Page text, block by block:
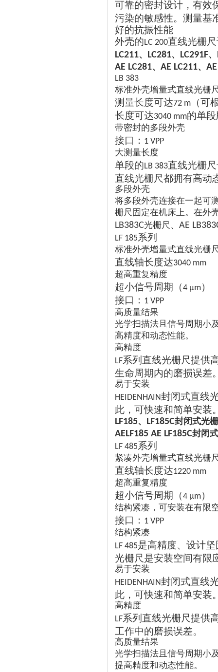
可靠的密封设计，有效
污染的敏感性。测量基
好的抗振性能
外壳的LC 200直线光栅
LC211、 LC281、 LC291F、
AE LC281、 AE LC211、
LB 383
标准外壳增量式直线光栅
测量长度可达72 m （可
长度可达3040 mm的单
带密封的多段外壳
接口： 1 VPP
大测量长度
单段的LB 383直线光栅
直线光栅尺都拥有高动
多段外壳
将多段外壳连接在一起可
栅尺固定在机床上。在外
LB383C光栅尺、 AE
LF 185系列
标准外壳增量式直线光栅
直线轴长度达3040 mm
超高重复精度
超小信号周期（4 µm）
接口： 1 VPP
高质量结果
光学扫描法且信号周期小
高精度和动态性能。
高精度
LF系列直线光栅尺提供
生命周期内的磨损误差
易于安装
HEIDENHAIN封闭式直线
此，可快速和简单安装
LF185、 LF185C封闭式光
AELF185 AE LF185C封闭
LF 485系列
紧凑外壳增量式直线光栅
直线轴长度达1220 mm
超高重复精度
超小信号周期（4 µm）
结构紧凑，可安装在有限
接口： 1 VPP
结构紧凑
LF 485是高精度、设计
光栅尺是安装空间有限
易于安装
HEIDENHAIN封闭式直线
此，可快速和简单安装
高精度
LF系列直线光栅尺提供
工作中的磨损误差。
高质量结果
光学扫描法且信号周期小
提高精度和动态性能。